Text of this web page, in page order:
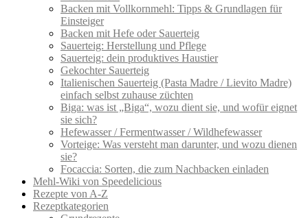
Backen mit Vollkornmehl: Tipps & Grundlagen für
Einsteiger
Backen mit Hefe oder Sauerteig
Sauerteig: Herstellung und Pflege
Sauerteig: dein produktives Haustier
Gekochter Sauerteig
Italienischen Sauerteig (Pasta Madre / Lievito Madre)
einfach selbst zuhause züchten
Biga: was ist „Biga“, wozu dient sie, und wofür eignet
sie sich?
Hefewasser / Fermentwasser / Wildhefewasser
Vorteige: Was versteht man darunter, und wozu dienen
sie?
Focaccia: Sorten, die zum Nachbacken einladen
Mehl-Wiki von Speedelicious
Rezepte von A-Z
Rezeptkategorien